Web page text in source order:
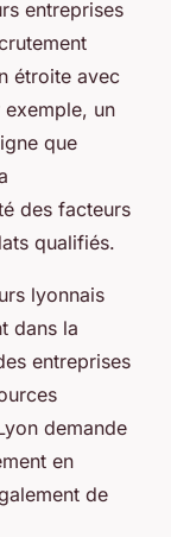
entreprises
étroite avec
un
que
des facteurs
qualifiés.
lyonnais
dans la
entreprises
demande
en
de